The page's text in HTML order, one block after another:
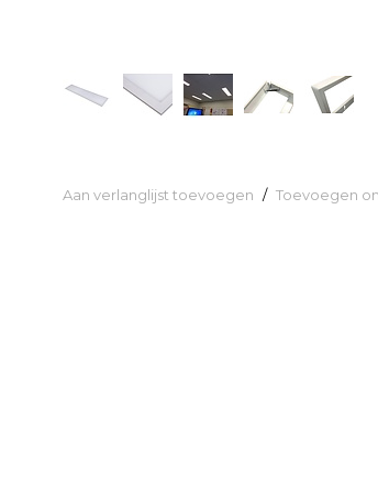
Aan verlanglijst toevoegen / Toevoegen